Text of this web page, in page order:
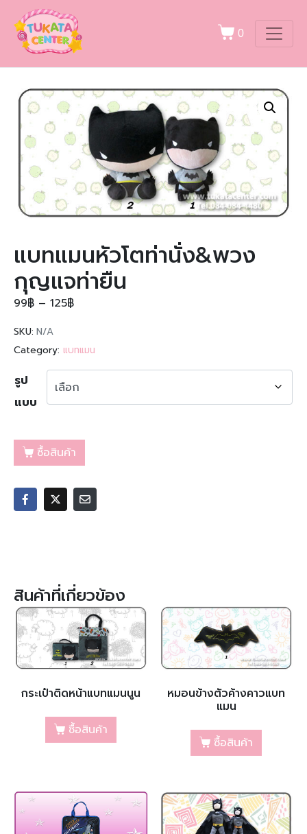
0
แบทแมนหัวโตท่านั่ง&พวง
กุญแจท่ายืน
99฿ – 125฿
SKU: N/A
Category: แบทแมน
รูป
แบบ
ซื้อสินค้า
สินค้าที่เกี่ยวข้อง
กระเป๋าติดหน้าแบทแมนนูน
ซื้อสินค้า
หมอนข้างตัวค้างคาวแบท
แมน
ซื้อสินค้า